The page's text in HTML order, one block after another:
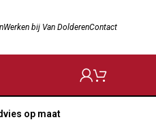
Werken bij Van DolderenContact
op maat